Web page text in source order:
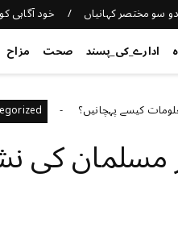
دو سو مختصر کہانیاں خود آگاہی
ادارے_کی_پسند صحت مزاح
Uncategorized
مسلمان کی